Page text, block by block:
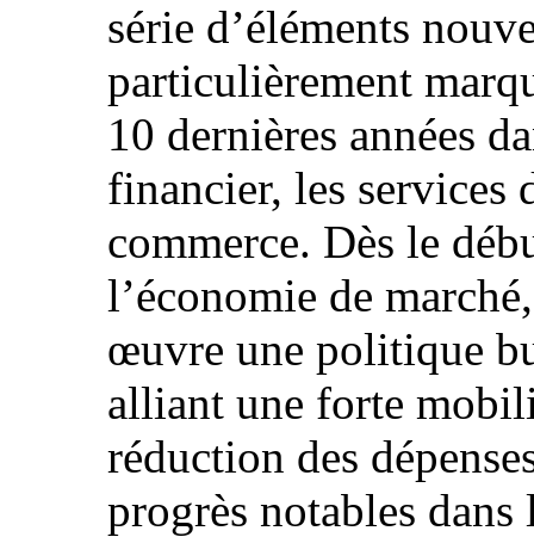
série d’éléments
particulièrement
10 dernières années
financier, les services
commerce. Dès le
l’économie de
œuvre une politique
alliant une forte
réduction des
progrès notables dans